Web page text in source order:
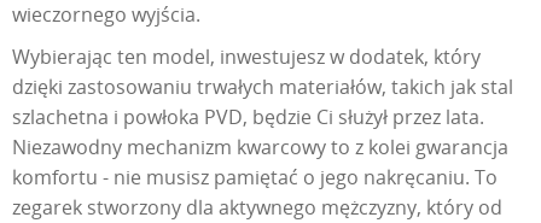
wieczornego wyjścia.
Wybierając ten model, inwestujesz w dodatek, który
dzięki zastosowaniu trwałych materiałów, takich jak stal
szlachetna i powłoka PVD, będzie Ci służył przez lata.
Niezawodny mechanizm kwarcowy to z kolei gwarancja
komfortu - nie musisz pamiętać o jego nakręcaniu. To
zegarek stworzony dla aktywnego mężczyzny, który od